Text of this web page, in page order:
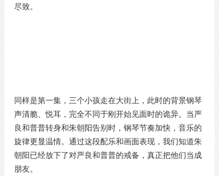
尽致。
同样是第一集，三个小孩走在大街上，此时的背景钢琴
声清脆、悦耳，完全不同于刚开始见面时的诡异。当严
良和普普转身和朱朝阳告别时，钢琴节奏加快，音乐的
旋律更显温情。通过这段配乐和画面表现，我们知道朱
朝阳已经放下了对严良和普普的戒备，真正把他们当成
朋友。